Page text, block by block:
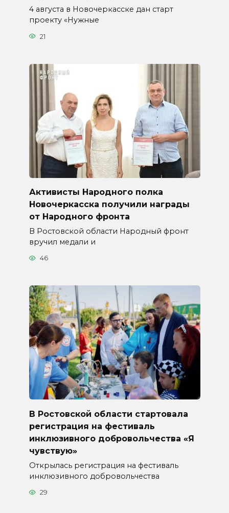
4 августа в Новочеркасске дан старт
проекту «Нужные
21
Активисты Народного полка
Новочеркасска получили награды
от Народного фронта
В Ростовской области Народный фронт
вручил медали и
46
В Ростовской области стартовала
регистрация на фестиваль
инклюзивного добровольчества «Я
чувствую»
Открылась регистрация на фестиваль
инклюзивного добровольчества
29